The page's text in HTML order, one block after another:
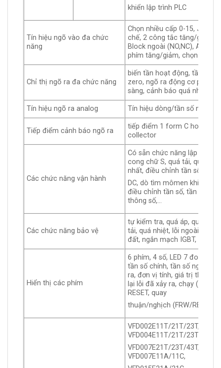
khiển lập trình PLC
Tín hiệu ngõ vào đa chức
năng
Chọn nhiều cấp 0-15, Jog,
chế, 2 công tắc tăng/giảm,
Block ngoài (NO,NC), ACI/
phím tăng/giảm, chọn ngõ
Chỉ thị ngõ ra đa chức năng
biến tần hoạt động, tần số
zero, ngõ ra động cơ phụ,
sàng, cảnh báo quá nhiệt,
Tín hiệu ngõ ra analog Tín hiệu dòng/tần số ngõ ra
Tiếp điểm cảnh báo ngõ ra
tiếp điểm 1 form C hoặc
collector
Các chức năng vận hành
Có sẵn chức năng lập trình
cong chữ S, quá tải, quá
nhất, điều chỉnh tần số sóng
DC, dò tìm mômen khi mất
điều chỉnh tần số, tần số
thông số,…
Các chức năng bảo vệ
tự kiểm tra, quá áp, quá
tải, quá nhiệt, lỗi ngoài, nhiệt
đất, ngắn mạch IGBT, PTC…
Hiển thị các phím
6 phím, 4 số, LED 7 đoạn, 5
tần số chính, tần số ngõ ra,
ra, đơn vị tính, giá trị thông
lại lỗi đã xảy ra, chạy (RUN),
RESET, quay
thuận/nghịch (FRW/REV),
VFD002E11T/21T/23T,
VFD004E11T/21T/23T/43T,
VFD007E21T/23T/43T,
VFD007E11A/11C,